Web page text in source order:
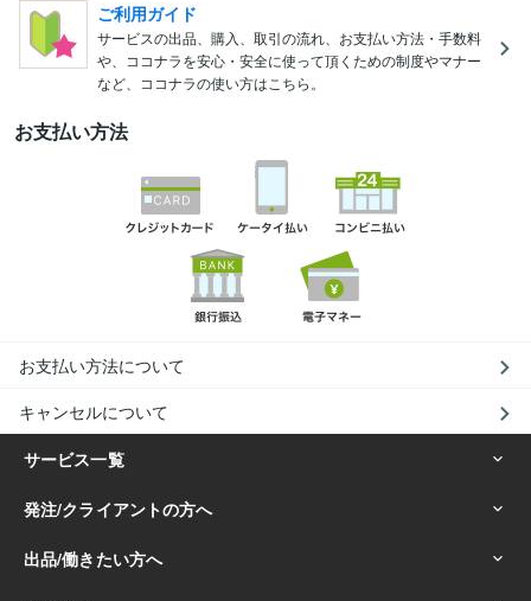
ご利用ガイド
サービスの出品、購入、取引の流れ、お支払い方法・手数料
や、ココナラを安心・安全に使って頂くための制度やマナー
など、ココナラの使い方はこちら。
お支払い方法
お支払い方法について
キャンセルについて